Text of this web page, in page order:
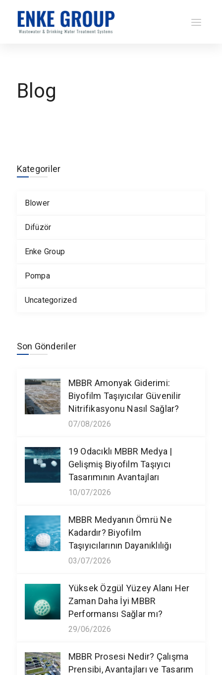
Blog
Kategoriler
Blower
Difüzör
Enke Group
Pompa
Uncategorized
Son Gönderiler
MBBR Amonyak Giderimi:
Biyofilm Taşıyıcılar Güvenilir
Nitrifikasyonu Nasıl Sağlar?
07/08/2026
19 Odacıklı MBBR Medya |
Gelişmiş Biyofilm Taşıyıcı
Tasarımının Avantajları
10/07/2026
MBBR Medyanın Ömrü Ne
Kadardır? Biyofilm
Taşıyıcılarının Dayanıklılığı
03/07/2026
Yüksek Özgül Yüzey Alanı Her
Zaman Daha İyi MBBR
Performansı Sağlar mı?
29/06/2026
MBBR Prosesi Nedir? Çalışma
Prensibi, Avantajları ve Tasarım